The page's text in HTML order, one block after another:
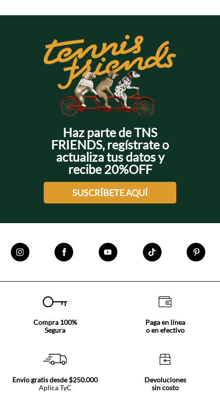
Además, puedes elegirbermudas verdes de hombre
diferentes tonalidades. Desde claros como menta u oliva,
hasta más oscuros como el militar. Así que, dale una
mirada a nuestra línea debermudas para hombre
encuentra en Tennis tus nuevas favoritas.
Haz parte de TNS
FRIENDS, regístrate o
actualiza tus datos y
recibe 20%OFF
SUSCRÍBETE AQUÍ
Compra 100%
Segura
Paga en línea
o en efectivo
Envío gratis desde $250.000
Aplica TyC
Devoluciones
sin costo